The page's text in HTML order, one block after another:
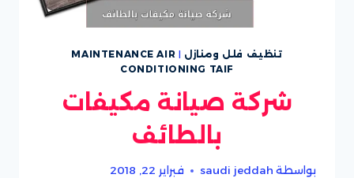
تنظيف فلل ومنازل |
MAINTENANCE AIR
CONDITIONING TAIF
شركة صيانة مكيفات
بالطائف
بواسطة saudi jeddah فبراير 22, 2018